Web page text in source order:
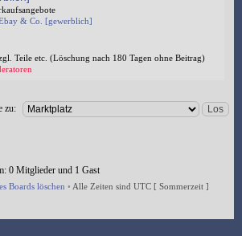
& Co. [gewerblich]
Teile etc. (Löschung nach 180 Tagen ohne Beitrag)
zu:
0 Mitglieder und 1 Gast
Boards löschen • Alle Zeiten sind UTC [ Sommerzeit ]